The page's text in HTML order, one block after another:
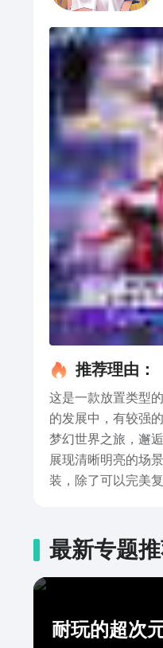
推荐理由：
这是一款放置类型
的发展中，有较强
梦幻世界之旅，邂
展现清晰明亮的场
装，除了可以完美
最新专题
耐玩的超次